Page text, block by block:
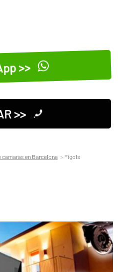
>>
>>
en Barcelona Fígols